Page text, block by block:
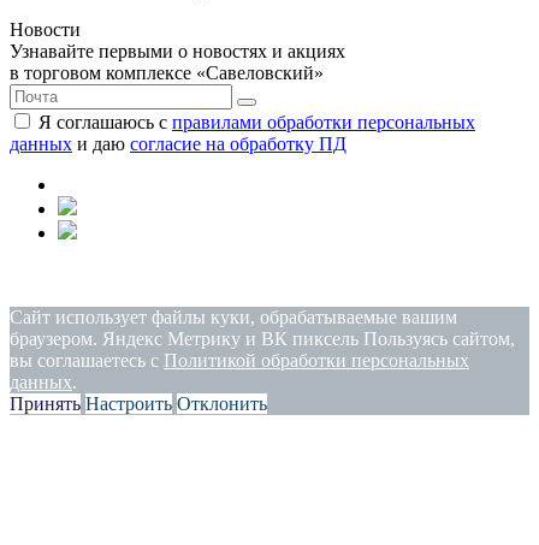
Новости
Узнавайте первыми о новостях и акциях
в торговом комплексе «Савеловский»
Я соглашаюсь с правилами обработки персональных
данных и даю согласие на обработку ПД
Сайт использует файлы куки, обрабатываемые вашим
браузером. Яндекс Метрику и ВК пиксель Пользуясь сайтом,
вы соглашаетесь с Политикой обработки персональных
данных.
Принять Настроить Отклонить